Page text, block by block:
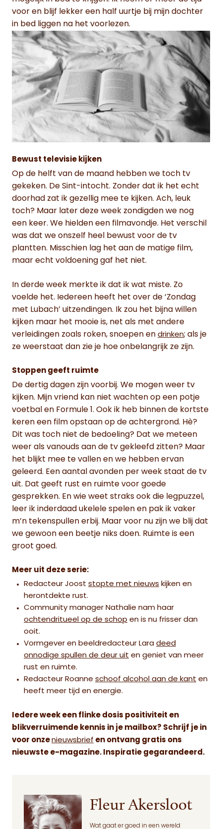
voor en blijf lekker een half uurtje bij mijn dochter
in bed liggen na het voorlezen.
Bewust televisie kijken
Op de helft van de maand hebben we toch tv
gekeken. De Sint-intocht. Zonder dat ik het echt
doorhad zat ik gezellig mee te kijken. Ach, leuk
toch? Maar later deze week zondigden we nog
een keer. We hielden een filmavondje. Het verschil
was dat we onszelf heel bewust voor de tv
plantten. Misschien lag het aan de matige film,
maar echt voldoening gaf het niet.
In derde week merkte ik dat ik wat miste. Zo
voelde het. Iedereen heeft het over de ‘Zondag
met Lubach’ uitzendingen. Ik zou het bijna willen
kijken maar het mooie is, net als met andere
verleidingen zoals roken, snoepen en drinken; als je
ze weerstaat dan zie je hoe onbelangrijk ze zijn.
Stoppen geeft ruimte
De dertig dagen zijn voorbij. We mogen weer tv
kijken. Mijn vriend kan niet wachten op een potje
voetbal en Formule 1. Ook ik heb binnen de kortste
keren een film opstaan op de achtergrond. Hè?
Dit was toch niet de bedoeling? Dat we meteen
weer als vanouds aan de tv gekleefd zitten? Maar
het blijkt mee te vallen en we hebben ervan
geleerd. Een aantal avonden per week staat de tv
uit. Dat geeft rust en ruimte voor goede
gesprekken. En wie weet straks ook die legpuzzel,
leer ik inderdaad ukelele spelen en pak ik vaker
m’n tekenspullen erbij. Maar voor nu zijn we blij dat
we gewoon een beetje niks doen. Ruimte is een
groot goed.
Meer uit deze serie:
Redacteur Joost stopte met nieuws kijken en
herontdekte rust.
Community manager Nathalie nam haar
ochtendritueel op de schop en is nu frisser dan
ooit.
Vormgever en beeldredacteur Lara deed
onnodige spullen de deur uit en geniet van meer
rust en ruimte.
Redacteur Roanne schoof alcohol aan de kant en
heeft meer tijd en energie.
Iedere week een flinke dosis positiviteit en
blikverruimende kennis in je mailbox? Schrijf je in
voor onze nieuwsbrief en ontvang gratis ons
nieuwste e-magazine. Inspiratie gegarandeerd.
Fleur Akersloot
Wat gaat er goed in een wereld